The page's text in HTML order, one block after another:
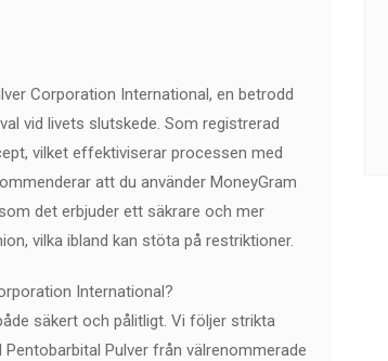
Corporation International, en betrodd
vid livets slutskede. Som registrerad
vilket effektiviserar processen med
att du använder MoneyGram
det erbjuder ett säkrare och mer
vilka ibland kan stöta på restriktioner.
International?
säkert och pålitligt. Vi följer strikta
Pulver från välrenommerade